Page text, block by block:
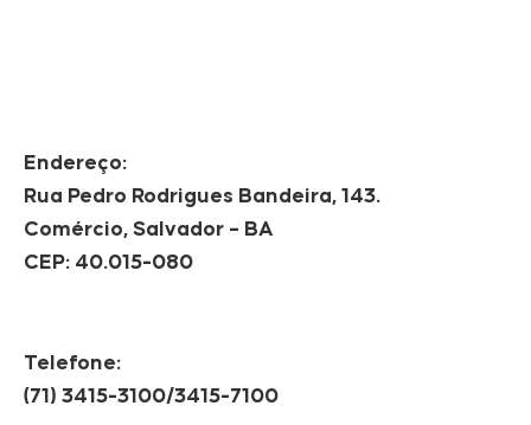
Endereço:
Rua Pedro Rodrigues Bandeira, 143.
Comércio, Salvador – BA
CEP: 40.015-080
Telefone:
(71) 3415-3100/3415-7100